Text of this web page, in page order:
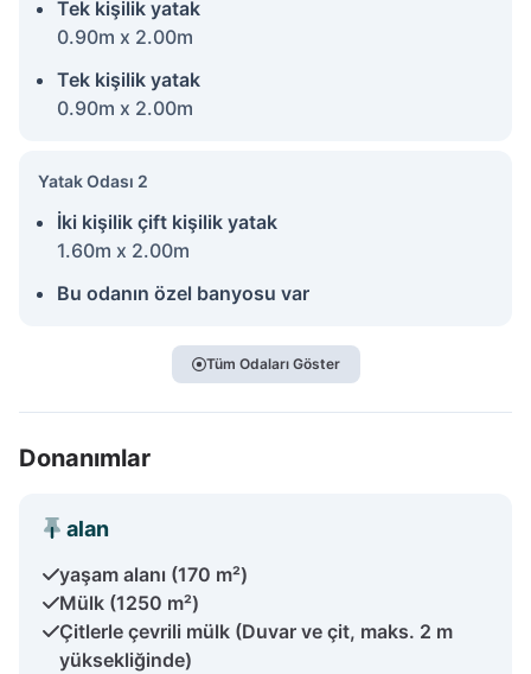
Tek kişilik yatak
0.90m x 2.00m
Tek kişilik yatak
0.90m x 2.00m
Yatak Odası 2
İki kişilik çift kişilik yatak
1.60m x 2.00m
Bu odanın özel banyosu var
Tüm Odaları Göster
Donanımlar
alan
yaşam alanı (170 m²)
Mülk (1250 m²)
Çitlerle çevrili mülk (Duvar ve çit, maks. 2 m
yüksekliğinde)